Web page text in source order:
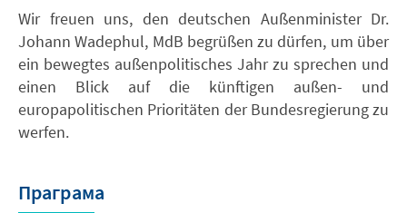
Wir freuen uns, den deutschen Außenminister Dr.
Johann Wadephul, MdB begrüßen zu dürfen, um über
ein bewegtes außenpolitisches Jahr zu sprechen und
einen Blick auf die künftigen außen- und
europapolitischen Prioritäten der Bundesregierung zu
werfen.
Праграма